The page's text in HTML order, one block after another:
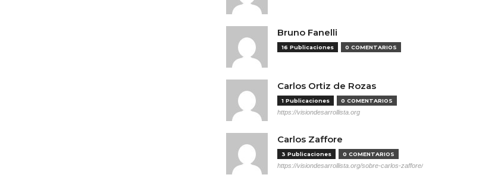
Bruno Fanelli
16 Publicaciones 0 COMENTARIOS
Carlos Ortiz de Rozas
1 Publicaciones 0 COMENTARIOS
https://visiondesarrollista.org
Carlos Zaffore
3 Publicaciones 0 COMENTARIOS
https://visiondesarrollista.org/sobre-carlos-zaffore/